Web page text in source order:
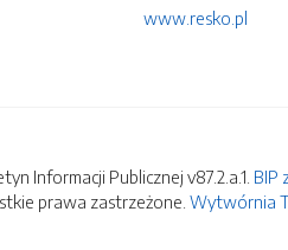
www.resko.pl
Informacji Publicznej v87.2.a.1. BIP
prawa zastrzeżone. Wytwórnia